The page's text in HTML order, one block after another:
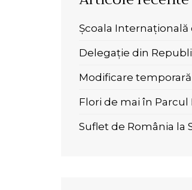
Școala Internațională
Delegație din
Modificare
Flori de mai în Parcul
Suflet de România la